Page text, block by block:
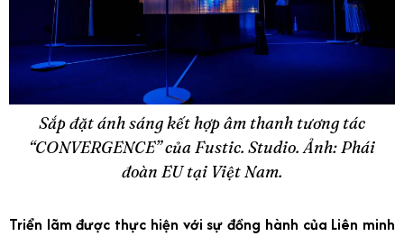
Sắp đặt ánh sáng kết hợp âm thanh tương tác
“CONVERGENCE” của Fustic. Studio. Ảnh: Phái
đoàn EU tại Việt Nam.
Triển lãm được thực hiện với sự đồng hành của Liên minh